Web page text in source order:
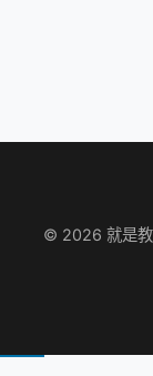
© 2026 就是教